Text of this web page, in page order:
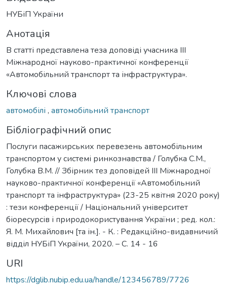
НУБіП України
Анотація
В статті представлена теза доповіді учасника ІІІ
Міжнародної науково-практичної конференції
«Автомобільний транспорт та інфраструктура».
Ключові слова
автомобілі , автомобільний транспорт
Бібліографічний опис
Послуги пасажирських перевезень автомобільним
транспортом у системі ринкознавства / Голубка С.М.,
Голубка В.М. // Збірник тез доповідей ІІІ Міжнародної
науково-практичної конференції «Автомобільний
транспорт та інфраструктура» (23-25 квітня 2020 року)
: тези конференції / Національний університет
біоресурсів і природокористування України ; ред. кол.:
Я. М. Михайлович [та ін.]. - К. : Редакційно-видавничий
відділ НУБіП України, 2020. – С. 14 - 16
URI
https://dglib.nubip.edu.ua/handle/123456789/7726